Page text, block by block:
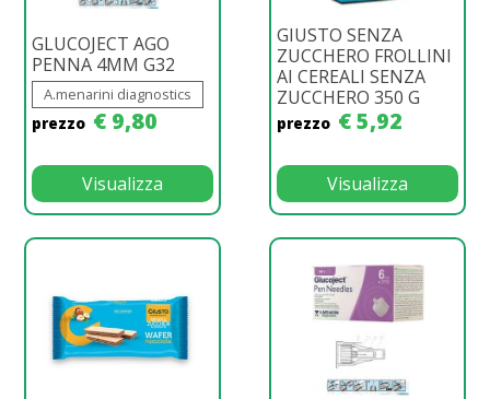
GLUCOJECT AGO
PENNA 4MM G32
A.menarini diagnostics
prezzo € 9,80
Visualizza
GIUSTO SENZA
ZUCCHERO FROLLINI
AI CEREALI SENZA
ZUCCHERO 350 G
prezzo € 5,92
Visualizza